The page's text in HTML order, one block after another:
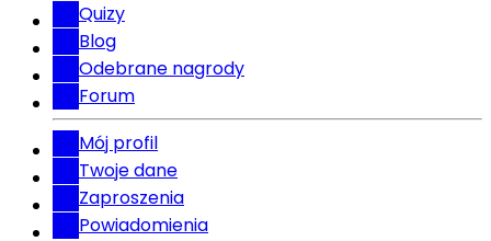
Quizy
Blog
Odebrane nagrody
Forum
Mój profil
Twoje dane
Zaproszenia
Powiadomienia